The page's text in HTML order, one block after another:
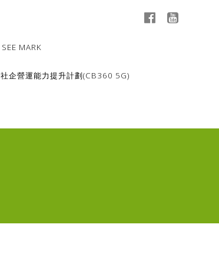
SEE MARK
社企營運能力提升計劃(CB360 5G)